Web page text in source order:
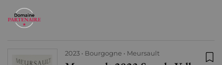
2023 Bourgogne Meursault